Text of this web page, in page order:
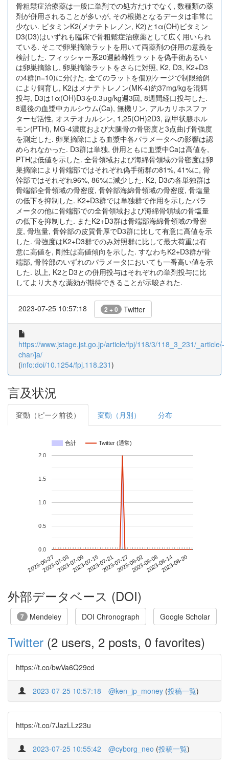
骨粗鬆症治療薬は一般に単剤での処方だけでなく, 数種類の薬
剤が併用されることが多いが, その根拠となるデータは非常に
少ない. ビタミンK2(メナテトレノン, K2)と1α(OH)ビタミン
D3(D3)はいずれも臨床で骨粗鬆症治療薬として広く用いられ
ている. そこで卵巣摘除ラットを用いて両薬剤の併用の意義を
検討した. フィッシャー系20週齢雌性ラットを偽手術あるい
は卵巣摘除し, 卵巣摘除ラットをさらに対照, K2, D3, K2+D3
の4群(n=10)に分けた. 全てのラットを個別ケージで制限給餌
により飼育し, K2はメナテトレノン(MK-4)約37mg/kgを混餌
投与, D3は1α(OH)D3を0.3μg/kg週3回, 8週間経口投与した.
8週後の血漿中カルシウム(Ca), 無機リン, アルカリホスファ
ターゼ活性, オステオカルシン, 1,25(OH)2D3, 副甲状腺ホル
モン(PTH), MG-4濃度および大腿骨の骨密度と3点曲げ骨強度
を測定した. 卵巣摘除による血漿中各パラメータへの影響は認
められなかった. D3群は単独, 併用ともに血漿中Caは高値を,
PTHは低値を示した. 全骨領域および海綿骨領域の骨密度は卵
巣摘除により骨端部ではそれぞれ偽手術群の81%, 41%に, 骨
幹部ではそれぞれ96%, 86%に減少した. K2, D3の各単独群は
骨端部全骨領域の骨密度, 骨幹部海綿骨領域の骨密度, 骨塩量
の低下を抑制した. K2+D3群では単独群で作用を示したパラ
メータの他に骨端部での全骨領域および海綿骨領域の骨塩量
の低下を抑制した. またK2+D3群は骨端部海綿骨領域の骨密
度, 骨塩量, 骨幹部の皮質骨厚でD3群に比して有意に高値を示
した. 骨強度はK2+D3群でのみ対照群に比して最大荷重は有
意に高値を, 剛性は高値傾向を示した. すなわちK2+D3群が骨
端部, 骨幹部のいずれのパラメータにおいても一番高い値を示
した. 以上, K2とD3との併用投与はそれぞれの単剤投与に比
してより大きな薬効が期待できることが示唆された.
2023-07-25 10:57:18 2 + 0 Twitter
https://www.jstage.jst.go.jp/article/fpj/118/3/118_3_231/_article/-
char/ja/
(info:doi/10.1254/fpj.118.231)
言及状況
変動（ピーク前後） 変動（月別） 分布
合計 Twitter (通常)
2023-06-272023-07-032023-07-092023-07-152023-07-212023-07-272023-08-022023-08-082023-08-142023-08-20
0.0
0.5
1.0
1.5
2.0
外部データベース (DOI)
7 Mendeley DOI Chronograph Google Scholar
Twitter (2 users, 2 posts, 0 favorites)
https://t.co/bwVa6Q29cd
2023-07-25 10:57:18 @ken_jp_money (投稿一覧)
https://t.co/7JazLLz23u
2023-07-25 10:55:42 @cyborg_neo (投稿一覧)